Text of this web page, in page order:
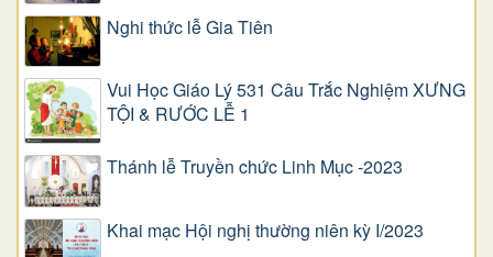
Nghi thức lễ Gia Tiên
Vui Học Giáo Lý 531 Câu Trắc Nghiệm XƯNG
TỘI & RƯỚC LỄ 1
Thánh lễ Truyền chức Linh Mục -2023
Khai mạc Hội nghị thường niên kỳ I/2023